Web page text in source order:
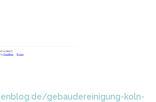
gebaudereinigung-koln-